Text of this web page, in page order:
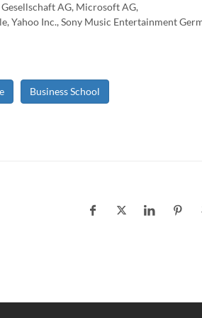
AG, Microsoft AG,
Yahoo Inc., Sony Music Entertainment
Business School